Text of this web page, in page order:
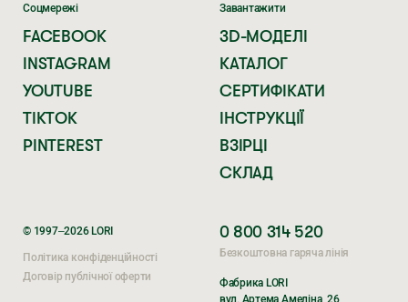
© 1997–2026 LORI
Політика конфіденційності
Договір публічної оферти
Соцмережі
FACEBOOK
INSTAGRAM
YOUTUBE
TIKTOK
PINTEREST
Завантажити
3D-МОДЕЛІ
КАТАЛОГ
СЕРТИФІКАТИ
ІНСТРУКЦІЇ
ВЗІРЦІ
СКЛАД
0 800 314 520
Безкоштовна гаряча лінія
Фабрика LORI
вул. Артема Амеліна, 26